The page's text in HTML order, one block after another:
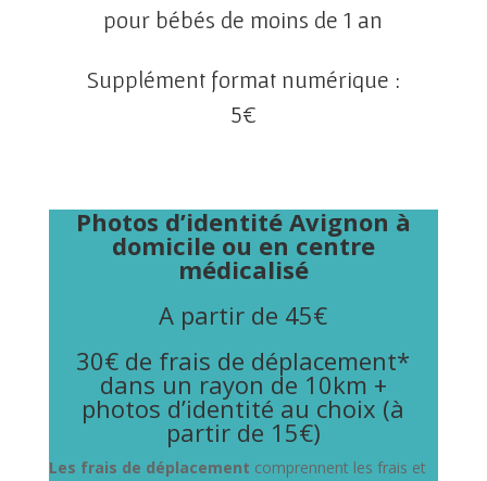
pour bébés de moins de 1 an
Supplément format numérique :
5€
Photos d’identité Avignon à
domicile ou en centre
médicalisé
A partir de 45€
30€ de frais de déplacement*
dans un rayon de 10km +
photos d’identité au choix (à
partir de 15€)
Les frais de déplacement comprennent les frais et